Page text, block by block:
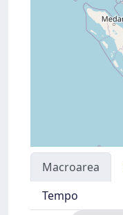
Macroarea
Tempo